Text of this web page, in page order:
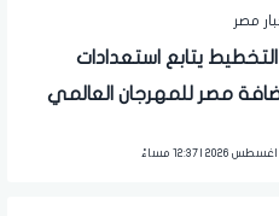
مصر
التخطيط يتابع استعدادات
مصر للمهرجان العالمي